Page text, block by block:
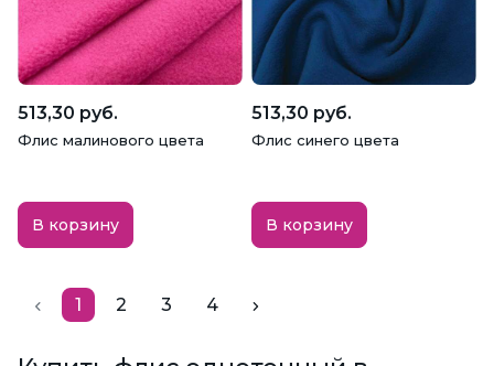
513,30 руб.
Флис малинового цвета
В корзину
513,30 руб.
Флис синего цвета
В корзину
1 2 3 4